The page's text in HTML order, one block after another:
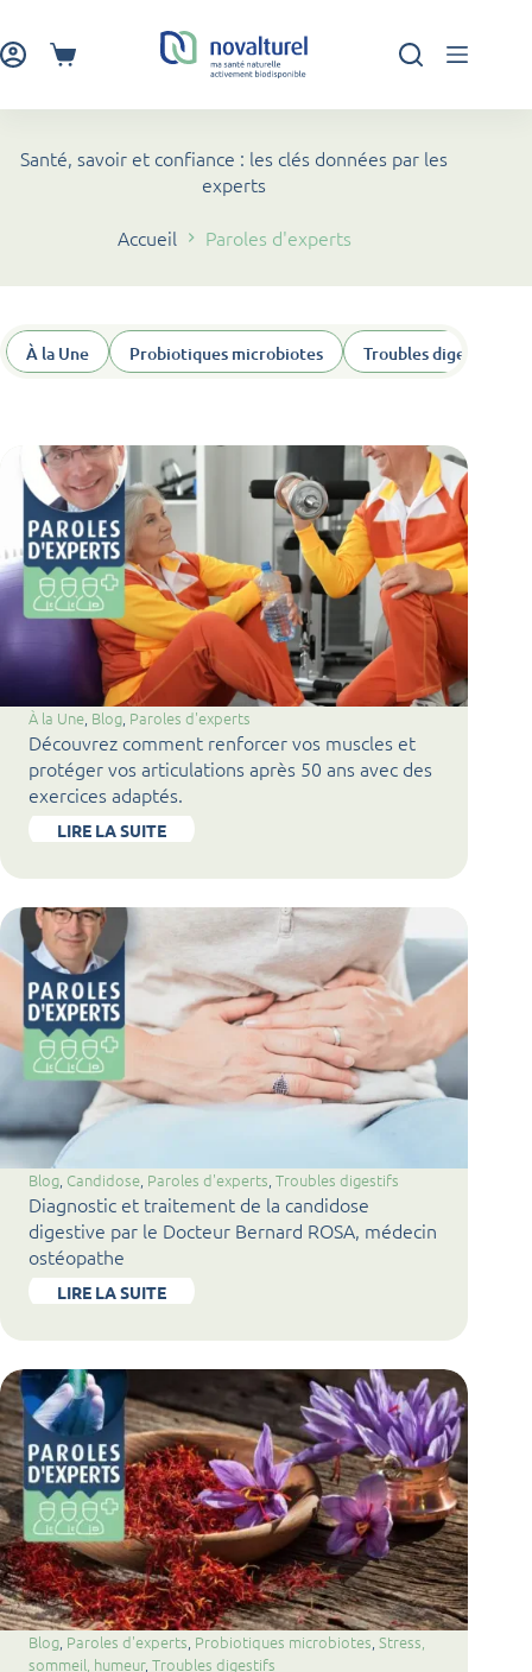
au
contenuPanier
Santé, savoir et confiance : les clés données par les
experts
Accueil Paroles d'experts
À la Une Probiotiques microbiotes Troubles digestifs
À la Une, Blog, Paroles d'experts
Découvrez comment renforcer vos muscles et
protéger vos articulations après 50 ans avec des
exercices adaptés.
LIRE LA SUITE
Blog, Candidose, Paroles d'experts, Troubles digestifs
Diagnostic et traitement de la candidose
digestive par le Docteur Bernard ROSA, médecin
ostéopathe
LIRE LA SUITE
Blog, Paroles d'experts, Probiotiques microbiotes, Stress,
sommeil, humeur, Troubles digestifs